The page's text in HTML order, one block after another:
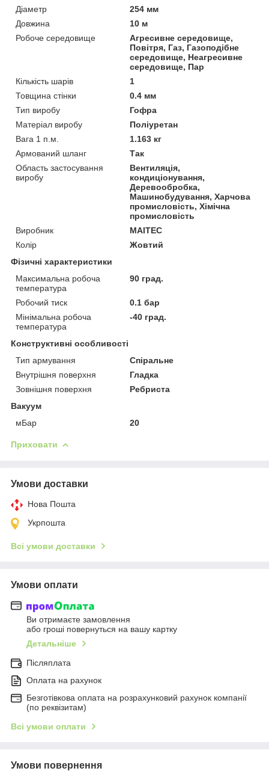
Діаметр
254 мм
Довжина
10 м
Робоче середовище
Агресивне середовище,
Повітря, Газ, Газоподібне
середовище, Неагресивне
середовище, Пар
Кількість шарів
1
Товщина стінки
0.4 мм
Тип виробу
Гофра
Матеріал виробу
Поліуретан
Вага 1 п.м.
1.163 кг
Армований шланг
Так
Область застосування
виробу
Вентиляція,
кондиціонування,
Деревообробка,
Машинобудування, Харчова
промисловість, Хімічна
промисловість
Виробник
MAITEC
Колір
Жовтий
Фізичні характеристики
Максимальна робоча
температура
90 град.
Робочий тиск
0.1 бар
Мінімальна робоча
температура
-40 град.
Конструктивні особливості
Тип армування
Спіральне
Внутрішня поверхня
Гладка
Зовнішня поверхня
Ребриста
Вакуум
мБар
20
Приховати
Умови доставки
Нова Пошта
Укрпошта
Всі умови доставки
Умови оплати
Ви отримаєте замовлення
або гроші повернуться на вашу картку
Детальніше
Післяплата
Оплата на рахунок
Безготівкова оплата на розрахунковий рахунок компанії
(по реквізитам)
Всі умови оплати
Умови повернення